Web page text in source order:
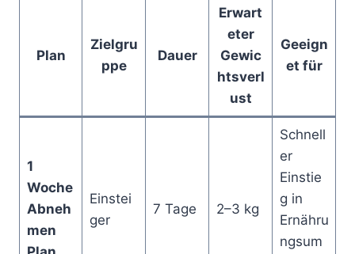
Plan
Zielgru
ppe
Dauer
Erwart
eter
Gewic
htsverl
ust
Geeign
et für
1
Woche
Abneh
men
Einstei
ger
7 Tage 2–3 kg
Schnell
er
Einstie
g in
Ernähru
ngsum